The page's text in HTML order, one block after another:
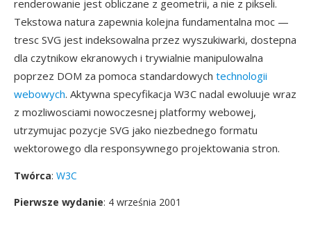
renderowanie jest obliczane z geometrii, a nie z pikseli.
Tekstowa natura zapewnia kolejna fundamentalna moc —
tresc SVG jest indeksowalna przez wyszukiwarki, dostepna
dla czytnikow ekranowych i trywialnie manipulowalna
poprzez DOM za pomoca standardowych technologii
webowych. Aktywna specyfikacja W3C nadal ewoluuje wraz
z mozliwosciami nowoczesnej platformy webowej,
utrzymujac pozycje SVG jako niezbednego formatu
wektorowego dla responsywnego projektowania stron.
Twórca: W3C
Pierwsze wydanie: 4 września 2001